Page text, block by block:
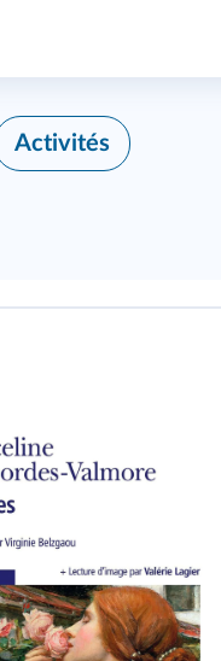
Activités